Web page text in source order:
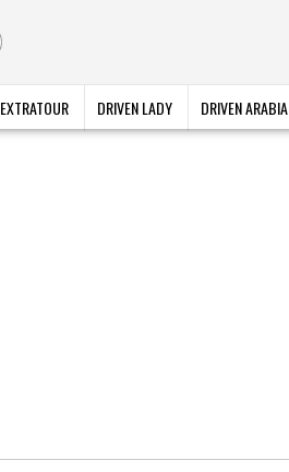
EXTRATOUR DRIVEN LADY DRIVEN ARABIA